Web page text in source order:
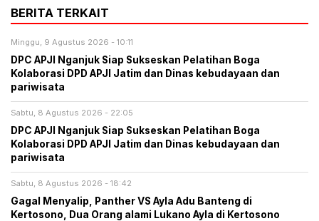
BERITA TERKAIT
Minggu, 9 Agustus 2026 - 10:11
DPC APJI Nganjuk Siap Sukseskan Pelatihan Boga
Kolaborasi DPD APJI Jatim dan Dinas kebudayaan dan
pariwisata
Sabtu, 8 Agustus 2026 - 22:05
DPC APJI Nganjuk Siap Sukseskan Pelatihan Boga
Kolaborasi DPD APJI Jatim dan Dinas kebudayaan dan
pariwisata
Sabtu, 8 Agustus 2026 - 18:42
Gagal Menyalip, Panther VS Ayla Adu Banteng di
Kertosono, Dua Orang alami Lukano Ayla di Kertosono